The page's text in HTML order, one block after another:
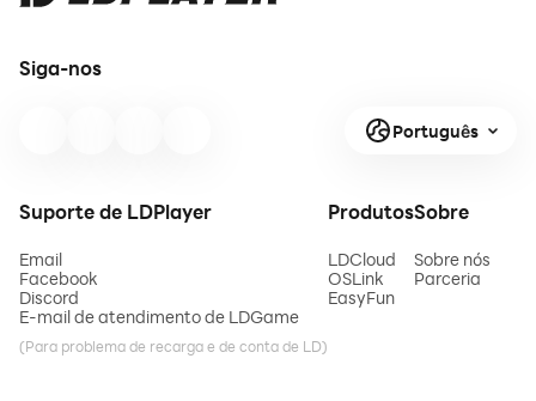
Siga-nos
Português
Suporte de LDPlayer
Email
Facebook
Discord
E-mail de atendimento de LDGame
(Para problema de recarga e de conta de LD)
Produtos
LDCloud
OSLink
EasyFun
Sobre
Sobre nós
Parceria